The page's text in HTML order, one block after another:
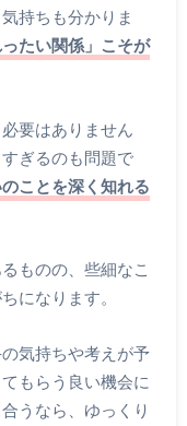
持ちも分かりま
たい関係」こそが
要はありません
ぎるのも問題で
ことを深く知れる
ものの、些細なこ
になります。
気持ちや考えが予
もらう良い機会に
うなら、ゆっくり